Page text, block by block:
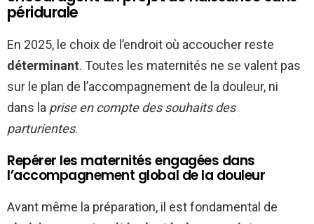
péridurale
En 2025, le choix de l’endroit où accoucher reste
déterminant. Toutes les maternités ne se valent pas
sur le plan de l’accompagnement de la douleur, ni
dans la prise en compte des souhaits des
parturientes.
Repérer les maternités engagées dans
l’accompagnement global de la douleur
Avant même la préparation, il est fondamental de